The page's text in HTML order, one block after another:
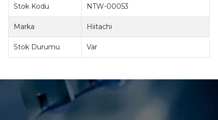
Stok Kodu NTW-00053
Marka Hiitachi
Stok Durumu Var